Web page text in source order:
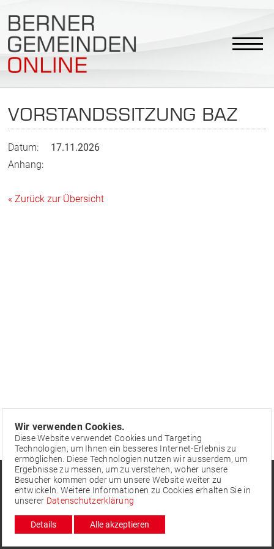
VORSTANDSSITZUNG BAZ
Datum:
17.11.2026
Anhang:
« Zurück zur Übersicht
BEGEM – Bernische
Kommunalverbände
info@begem.ch
Aktuelles
Pfuschi-Ordner
Wir verwenden Cookies.
Diese Website verwendet Cookies und Targeting
Technologien, um Ihnen ein besseres Internet-Erlebnis zu
ermöglichen. Diese Technologien nutzen wir ausserdem, um
Ergebnisse zu messen, um zu verstehen, woher unsere
Besucher kommen oder um unsere Website weiter zu
entwickeln. Weitere Informationen zu Cookies erhalten Sie in
unserer Datenschutzerklärung
Details Alle akzeptieren